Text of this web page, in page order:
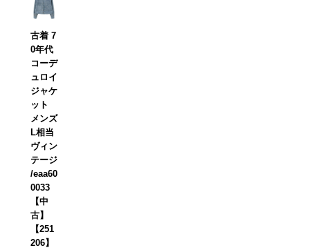
古着 7
0年代
コーデ
ュロイ
ジャケ
ット
メンズ
L相当
ヴィン
テージ
/eaa60
0033
【中
古】
【251
206】